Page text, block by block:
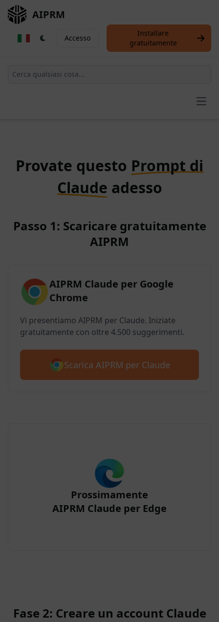
AIPRM
Accesso
Installare
gratuitamente
Provate questo Prompt di
Claude adesso
Passo 1: Scaricare gratuitamente
AIPRM
AIPRM Claude per Google
Chrome
Vi presentiamo AIPRM per Claude. Iniziate
gratuitamente con oltre 4.500 suggerimenti.
Scarica AIPRM per Claude
Prossimamente
AIPRM Claude per Edge
Fase 2: Creare un account Claude